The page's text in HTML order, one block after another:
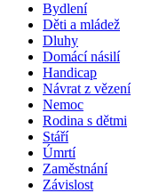
Bydlení
Děti a mládež
Dluhy
Domácí násilí
Handicap
Návrat z vězení
Nemoc
Rodina s dětmi
Stáří
Úmrtí
Zaměstnání
Závislost